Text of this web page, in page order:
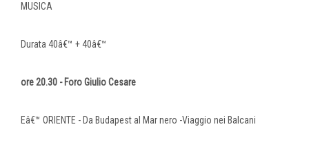
MUSICA
Durata 40â€™ + 40â€™
ore 20.30 - Foro Giulio Cesare
Eâ€™ ORIENTE - Da Budapest al Mar nero -Viaggio nei Balcani